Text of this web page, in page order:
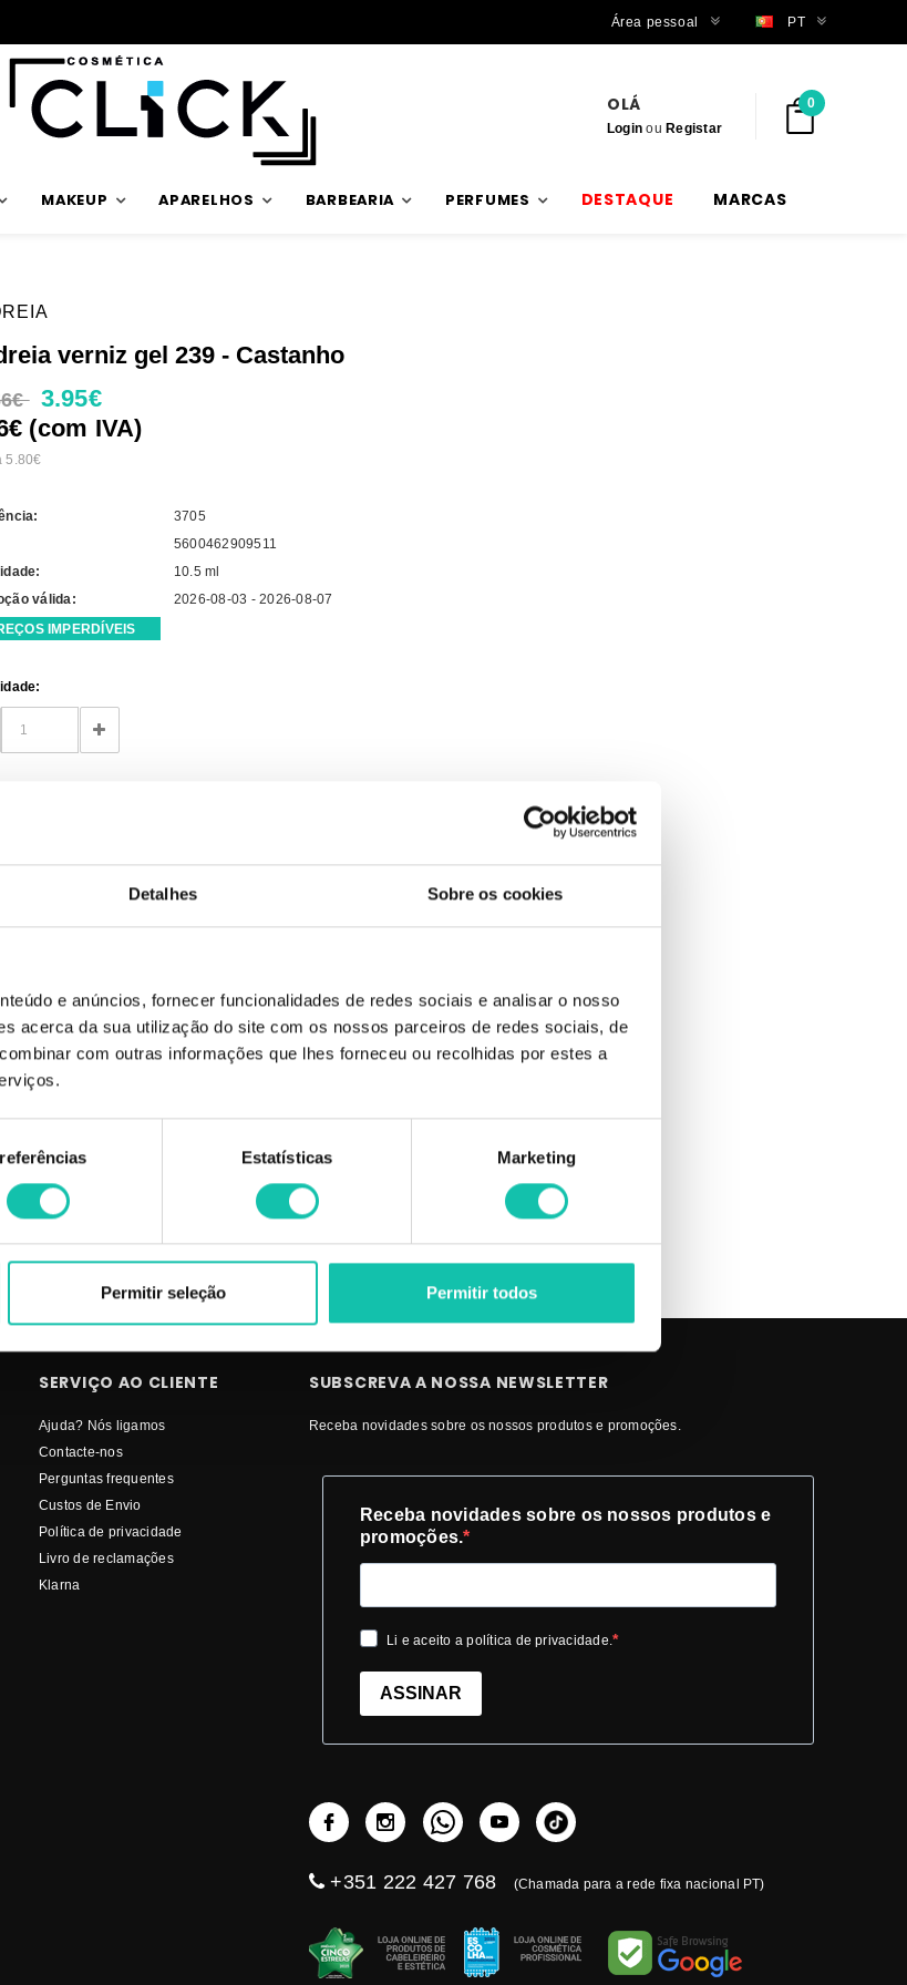
Detalhes Sobre os cookies
e anúncios, fornecer funcionalidades de redes sociais e analisar o nosso
acerca da sua utilização do site com os nossos parceiros de redes sociais, de
com outras informações que lhes forneceu ou recolhidas por estes a
Estatísticas Marketing
Permitir seleção Permitir todos
Área pessoal PT
OLÁ
Login ouRegistar
0
MAKEUP APARELHOS BARBEARIA PERFUMES DESTAQUE MARCAS
verniz gel 239 - Castanho
3.95€
(com IVA)
5.80€
3705
5600462909511
10.5 ml
válida:
2026-08-03 - 2026-08-07
IMPERDÍVEIS
INCREASE
QUANTITY:
podem variar consoante o ecrã de computador usado para a sua
surgir.
Verniz gel Os tons eternos MELHOR PREÇO | Verniz gel ANDREIA Os
SERVIÇO AO CLIENTE
Ajuda? Nós ligamos
Contacte-nos
Perguntas frequentes
Custos de Envio
Política de privacidade
Livro de reclamações
Klarna
SUBSCREVA A NOSSA NEWSLETTER
Receba novidades sobre os nossos produtos e promoções.
Receba novidades sobre os nossos produtos e
promoções.
Li e aceito a política de privacidade.
ASSINAR
+351 222 427 768 (Chamada para a rede fixa nacional PT)